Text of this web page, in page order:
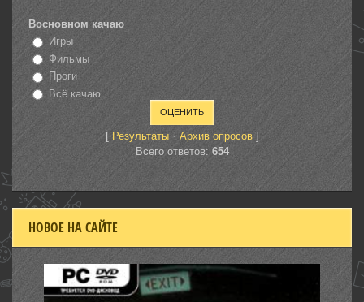
Восновном качаю
Игры
Фильмы
Проги
Всё качаю
[ Результаты· Архив опросов]
Всего ответов: 654
НОВОЕ НА САЙТЕ